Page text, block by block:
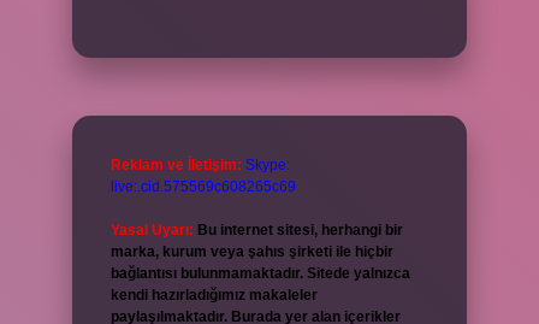
Reklam ve İletişim: Skype:
live:.cid.575569c608265c69
Yasal Uyarı: Bu internet sitesi, herhangi bir
marka, kurum veya şahıs şirketi ile hiçbir
bağlantısı bulunmamaktadır. Sitede yalnızca
kendi hazırladığımız makaleler
paylaşılmaktadır. Burada yer alan içerikler